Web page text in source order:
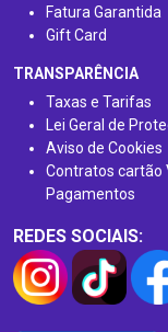
Fatura Garantida
Gift Card
TRANSPARÊNCIA
Taxas e Tarifas
Lei Geral de
Aviso de Cookies
Contratos cartão
Pagamentos
REDES SOCIAIS: